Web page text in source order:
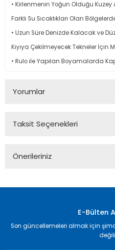
• Kirlenmenin Yoğun Olduğu
Farklı Su Sıcaklıkları Olan
• Uzun Süre Denizde Kalacak ve
Kıyıya Çekilmeyecek Tekneler İçin
• Rulo ile Yapılan Boyamalarda
Yorumlar
Taksit Seçenekleri
Önerileriniz
Görüş ve önerileriniz için
Ürün resmi kalitesiz, bozuk
E-Bülten
Son güncellemeleri almak için